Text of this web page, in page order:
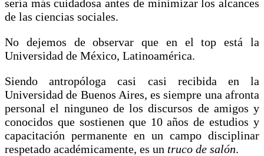
sería más cuidadosa antes de minimizar los alcances
de las ciencias sociales.
No dejemos de observar que en el top está la
Universidad de México, Latinoamérica.
Siendo antropóloga casi casi recibida en la
Universidad de Buenos Aires, es siempre una afronta
personal el ninguneo de los discursos de amigos y
conocidos que sostienen que 10 años de estudios y
capacitación permanente en un campo disciplinar
respetado académicamente, es un truco de salón.